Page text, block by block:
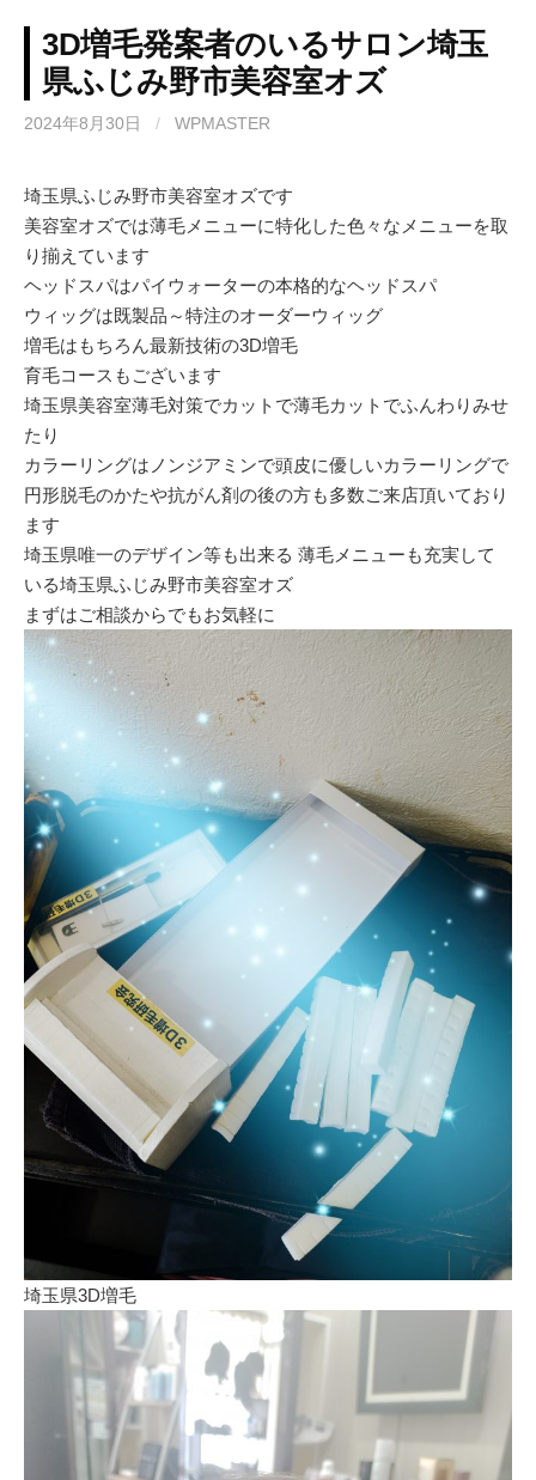
3D増毛発案者のいるサロン埼玉
県ふじみ野市美容室オズ
2024年8月30日 / WPMASTER
埼玉県ふじみ野市美容室オズです
美容室オズでは薄毛メニューに特化した色々なメニューを取
り揃えています
ヘッドスパはパイウォーターの本格的なヘッドスパ
ウィッグは既製品～特注のオーダーウィッグ
増毛はもちろん最新技術の3D増毛
育毛コースもございます
埼玉県美容室薄毛対策でカットで薄毛カットでふんわりみせ
たり
カラーリングはノンジアミンで頭皮に優しいカラーリングで
円形脱毛のかたや抗がん剤の後の方も多数ご来店頂いており
ます
埼玉県唯一のデザイン等も出来る 薄毛メニューも充実して
いる埼玉県ふじみ野市美容室オズ
まずはご相談からでもお気軽に
埼玉県3D増毛